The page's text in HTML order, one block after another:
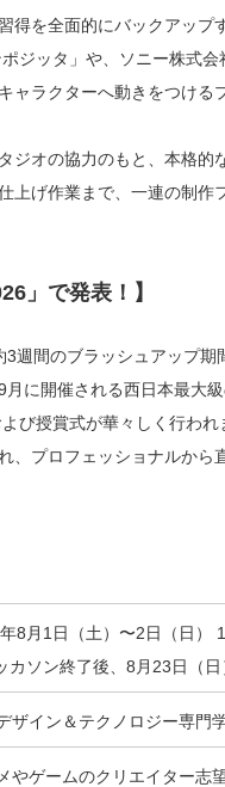
得を全面的にバックアッ
ジッタ」や、ソニー株式
ャラクターへ動きをつける
ジオの協力のもと、本格
上げ作業まで、一連の制
」で発表！】
週間のブラッシュアップ
に開催される西日本最大
び授賞式が華々しく行われ
、プロフェッショナルか
8月1日（土）〜2日（日）
カソン終了後、8月23日（
ザイン＆テクノロジー専門
やゲームのクリエイター志